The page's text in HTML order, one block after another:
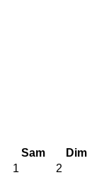
Sam
Dim
1
2